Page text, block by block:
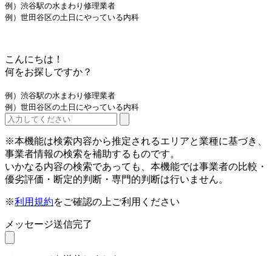
例）渋谷駅の水まわり修理業者
例）世田谷区の土日にやっている内科
こんにちは！
何をお探しですか？
例）渋谷駅の水まわり修理業者
例）世田谷区の土日にやっている内科
※本機能は検索内容から推定されるエリアと業種に基づき、
事業者情報の検索を補助するものです。
いかなる内容の検索であっても、本機能では事業者の比較・
優劣評価・断定的判断・専門的判断は行いません。
※利用規約をご確認の上ご利用ください
メッセージ送信完了